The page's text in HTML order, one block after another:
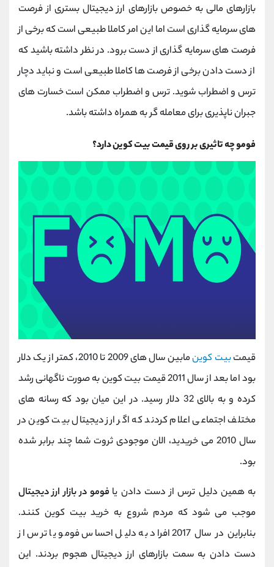
بازارهای مالی به خصوص بازارهای ارز دیجیتال بستری از فرصت
های سرمایه گذاری است اما این امر کاملا طبیعی است که برخی از
فرصت های سرمایه گذاری از دست برود. در نظر داشته باشید که
از دست دادن برخی از فرصت ها کاملا طبیعی است و نباید دچار
ترس و اضطراب شوید. ترس و اضطراب ممکن است خسارت های
جبران ناپذیری برای معامله گر به همراه داشته باشد.
فومو چه تاثیری بر روی قیمت بیت کوین دارد؟
قیمتبیت کوین
مابین سال های 2009 تا 2010، کمتر از یک دلار
بود اما بعد از سال 2011 قیمت بیت کوین به صورت ناگهانی رشد
کرده و به بالای 32 دلار رسید. در این میان بود که رسانه های
مختلف اجتماعی اعلام کردند که اگر ارز دیجیتال بیت کوین در
سال 2010 می خریدید، الان موجودی ثروت شما چند برابر شده
بود.
به همین دلیل ترس از دست دادن یا فومو در بازار ارز دیجیتال
موجب می شود که مردم شروع به خرید بیت کوین کنند.
بنابراین در سال 2017 افراد به دلیل احساس فومو یا ترس از
دست دادن به سمت بازارهای ارز دیجیتال هجوم بردند. این